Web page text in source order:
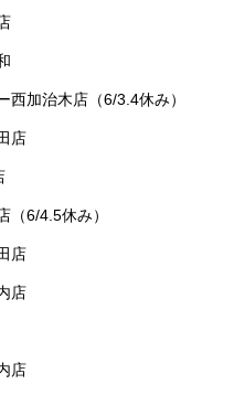
加治木店（6/3.4休み）
店
6/4.5休み）
店
店
店